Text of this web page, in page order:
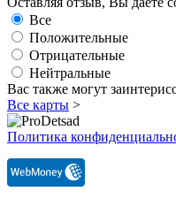
Все
Положительные
Отрицательные
Нейтральные
Вас также могут
Все карты >
Политика